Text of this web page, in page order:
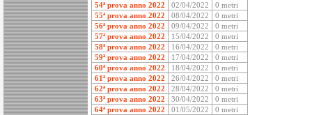
54ª prova anno 2022
02/04/2022
0 metri
55ª prova anno 2022
08/04/2022
0 metri
56ª prova anno 2022
09/04/2022
0 metri
57ª prova anno 2022
15/04/2022
0 metri
58ª prova anno 2022
16/04/2022
0 metri
59ª prova anno 2022
17/04/2022
0 metri
60ª prova anno 2022
18/04/2022
0 metri
61ª prova anno 2022
26/04/2022
0 metri
62ª prova anno 2022
28/04/2022
0 metri
63ª prova anno 2022
30/04/2022
0 metri
64ª prova anno 2022
01/05/2022
0 metri